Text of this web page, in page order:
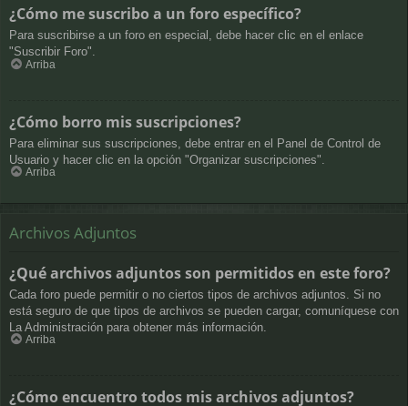
¿Cómo me suscribo a un foro específico?
Para suscribirse a un foro en especial, debe hacer clic en el enlace
"Suscribir Foro".
Arriba
¿Cómo borro mis suscripciones?
Para eliminar sus suscripciones, debe entrar en el Panel de Control de
Usuario y hacer clic en la opción "Organizar suscripciones".
Arriba
Archivos Adjuntos
¿Qué archivos adjuntos son permitidos en este foro?
Cada foro puede permitir o no ciertos tipos de archivos adjuntos. Si no
está seguro de que tipos de archivos se pueden cargar, comuníquese con
La Administración para obtener más información.
Arriba
¿Cómo encuentro todos mis archivos adjuntos?